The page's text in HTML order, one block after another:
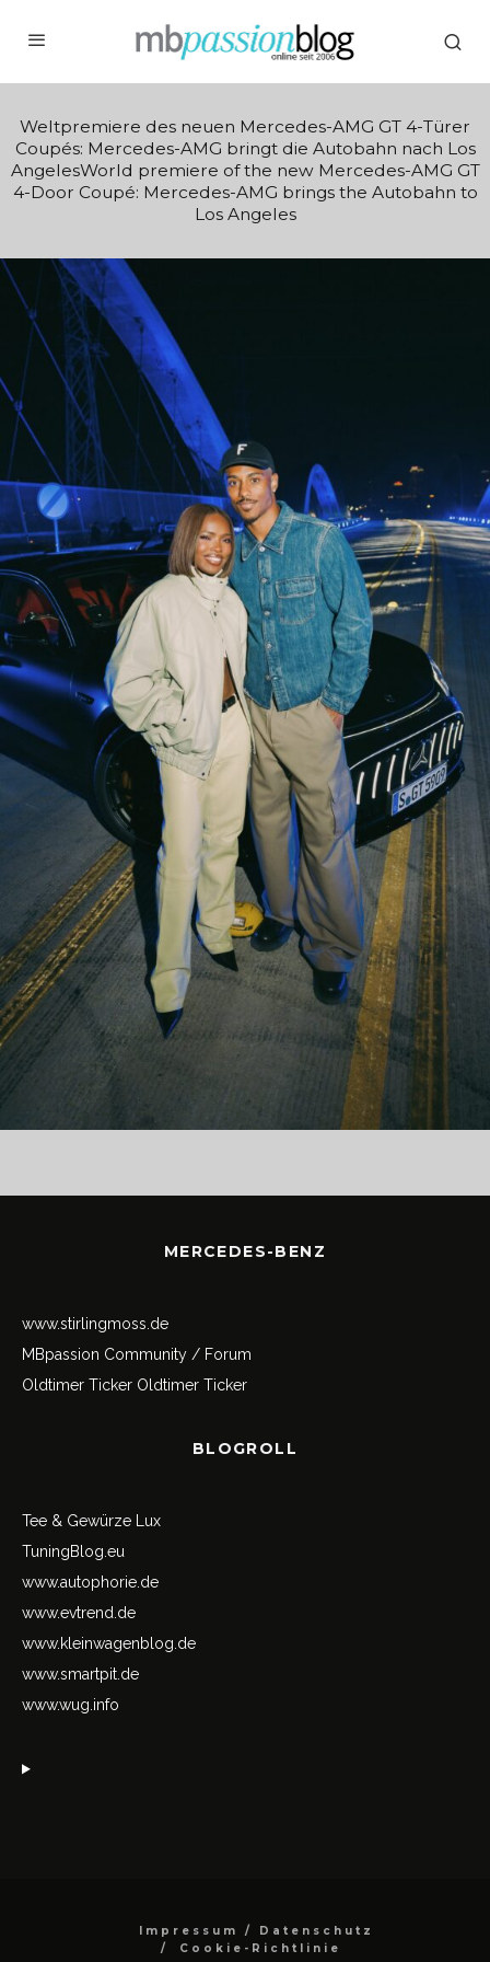
Weltpremiere des neuen Mercedes-AMG GT 4-Türer
Coupés: Mercedes-AMG bringt die Autobahn nach Los
AngelesWorld premiere of the new Mercedes-AMG GT
4-Door Coupé: Mercedes-AMG brings the Autobahn to
Los Angeles
MERCEDES-BENZ
www.stirlingmoss.de
MBpassion Community / Forum
Oldtimer Ticker Oldtimer Ticker
BLOGROLL
Tee & Gewürze Lux
TuningBlog.eu
www.autophorie.de
www.evtrend.de
www.kleinwagenblog.de
www.smartpit.de
www.wug.info
Impressum / Datenschutz
Cookie-Richtlinie